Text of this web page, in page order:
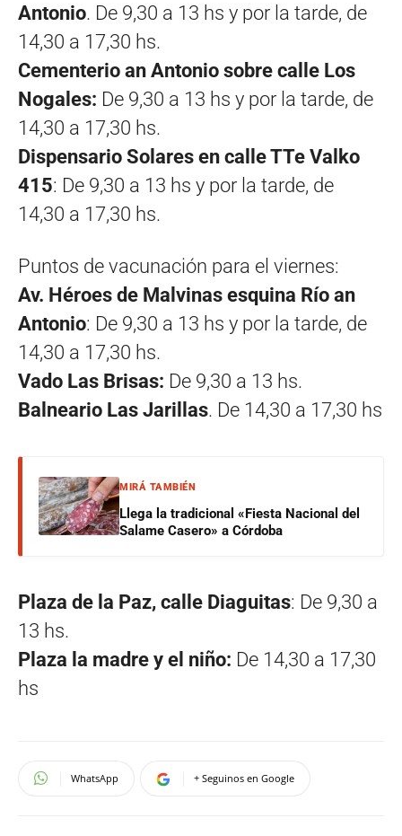
Antonio. De 9,30 a 13 hs y por la tarde, de
14,30 a 17,30 hs.
Cementerio an Antonio sobre calle Los
Nogales: De 9,30 a 13 hs y por la tarde, de
14,30 a 17,30 hs.
Dispensario Solares en calle TTe Valko
415: De 9,30 a 13 hs y por la tarde, de
14,30 a 17,30 hs.
Puntos de vacunación para el viernes:
Av. Héroes de Malvinas esquina Río an
Antonio: De 9,30 a 13 hs y por la tarde, de
14,30 a 17,30 hs.
Vado Las Brisas: De 9,30 a 13 hs.
Balneario Las Jarillas. De 14,30 a 17,30 hs
MIRÁ TAMBIÉN
Llega la tradicional «Fiesta Nacional del
Salame Casero» a Córdoba
Plaza de la Paz, calle Diaguitas: De 9,30 a
13 hs.
Plaza la madre y el niño: De 14,30 a 17,30
hs
WhatsApp + Seguinos en Google